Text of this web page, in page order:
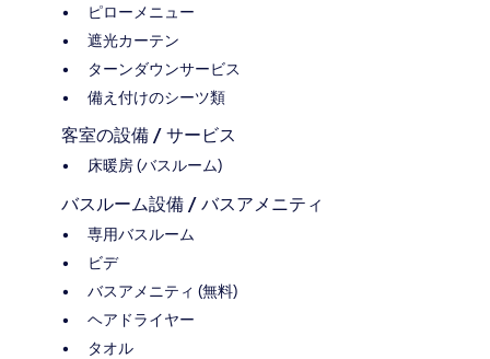
ピローメニュー
遮光カーテン
ターンダウンサービス
備え付けのシーツ類
客室の設備 / サービス
床暖房 (バスルーム)
バスルーム設備 / バスアメニティ
専用バスルーム
ビデ
バスアメニティ (無料)
ヘアドライヤー
タオル